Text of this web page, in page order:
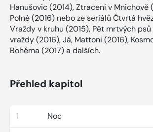
Hanušovic (2014), Ztraceni v Mnichově
Polné (2016) nebo ze seriálů Čtvrtá
Vraždy v kruhu (2015), Pět mrtvých psů
vraždy (2016), Já, Mattoni (2016),
Bohéma (2017) a dalších.
Přehled kapitol
1 Noc